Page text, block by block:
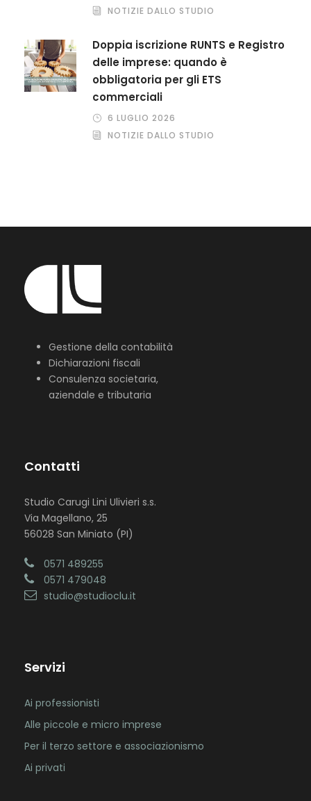
NOTIZIE DALLO STUDIO
Doppia iscrizione RUNTS e Registro
delle imprese: quando è
obbligatoria per gli ETS
commerciali
6 LUGLIO 2026
NOTIZIE DALLO STUDIO
Gestione della contabilità
Dichiarazioni fiscali
Consulenza societaria,
aziendale e tributaria
Contatti
Studio Carugi Lini Ulivieri s.s.
Via Magellano, 25
56028 San Miniato (PI)
0571 489255
0571 479048
studio@studioclu.it
Servizi
Ai professionisti
Alle piccole e micro imprese
Per il terzo settore e associazionismo
Ai privati